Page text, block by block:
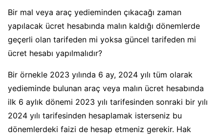
Bir mal veya araç yedieminden çıkacağı zaman
yapılacak ücret hesabında malın kaldığı dönemlerde
geçerli olan tarifeden mi yoksa güncel tarifeden mi
ücret hesabı yapılmalıdır?
Bir örnekle 2023 yılında 6 ay, 2024 yılı tüm olarak
yedieminde bulunan araç veya malın ücret hesabında
ilk 6 aylık dönemi 2023 yılı tarifesinden sonraki bir yılı
2024 yılı tarifesinden hesaplamak isterseniz bu
dönemlerdeki faizi de hesap etmeniz gerekir. Hak